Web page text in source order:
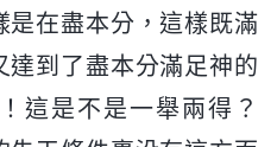
是在盡本分，這樣既滿
達到了盡本分滿足神的
這是不是一舉兩得？